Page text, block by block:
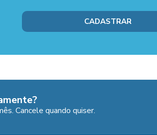
Cancele quando quiser.